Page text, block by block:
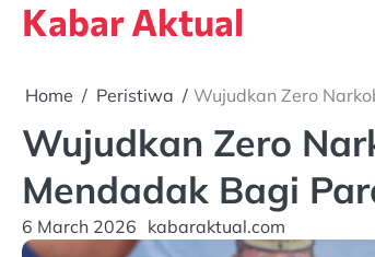
SkipKabar Aktual
Home Peristiwa Wujudkan Zero
Wujudkan Zero
Mendadak Bagi
6 March 2026 kabaraktual.com